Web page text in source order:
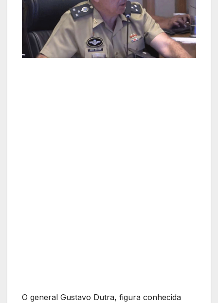
O general Gustavo Dutra, figura conhecida